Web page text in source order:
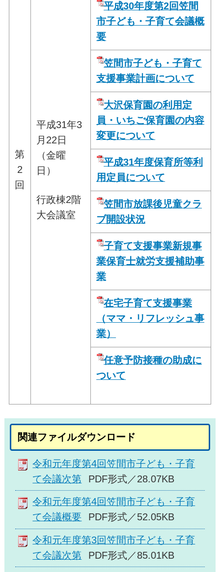
第
2
回
平成31年3
月22日
（金曜
日）
行政棟2階
大会議室
平成30年度第2回笠間
市子ども・子育て会議概
要
笠間市子ども・子育て
支援事業計画について
大沢保育園の利用定
員・いちご保育園の内容
変更について
平成31年度保育所等利
用定員について
笠間市放課後児童クラ
ブ開設状況
子育て支援事業新規事
業保育士就労支援補助事
業
在宅子育て支援事業
（ママ・リフレッシュ事
業）
任意予防接種の助成に
ついて
関連ファイルダウンロード
令和元年度第4回笠間市子ども・子育
て会議次第
PDF形式／28.07KB
令和元年度第4回笠間市子ども・子育
て会議概要
PDF形式／52.05KB
令和元年度第3回笠間市子ども・子育
て会議次第
PDF形式／85.01KB